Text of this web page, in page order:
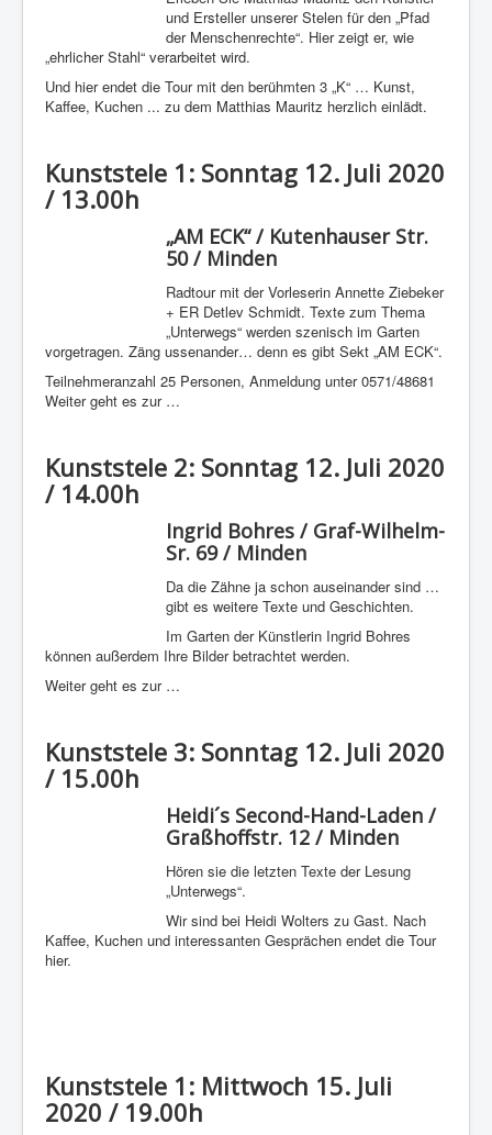
und Ersteller unserer Stelen für den „Pfad
der Menschenrechte“. Hier zeigt er, wie
„ehrlicher Stahl“ verarbeitet wird.
Und hier endet die Tour mit den berühmten 3 „K“ … Kunst,
Kaffee, Kuchen ... zu dem Matthias Mauritz herzlich einlädt.
Kunststele 1: Sonntag 12. Juli 2020
/ 13.00h
„AM ECK“ / Kutenhauser Str.
50 / Minden
Radtour mit der Vorleserin Annette Ziebeker
+ ER Detlev Schmidt. Texte zum Thema
„Unterwegs“ werden szenisch im Garten
vorgetragen. Zäng ussenander… denn es gibt Sekt „AM ECK“.
Teilnehmeranzahl 25 Personen, Anmeldung unter 0571/48681
Weiter geht es zur …
Kunststele 2: Sonntag 12. Juli 2020
/ 14.00h
Ingrid Bohres / Graf-Wilhelm-
Sr. 69 / Minden
Da die Zähne ja schon auseinander sind …
gibt es weitere Texte und Geschichten.
Im Garten der Künstlerin Ingrid Bohres
können außerdem Ihre Bilder betrachtet werden.
Weiter geht es zur …
Kunststele 3: Sonntag 12. Juli 2020
/ 15.00h
Heidi´s Second-Hand-Laden /
Graßhoffstr. 12 / Minden
Hören sie die letzten Texte der Lesung
„Unterwegs“.
Wir sind bei Heidi Wolters zu Gast. Nach
Kaffee, Kuchen und interessanten Gesprächen endet die Tour
hier.
Kunststele 1: Mittwoch 15. Juli
2020 / 19.00h